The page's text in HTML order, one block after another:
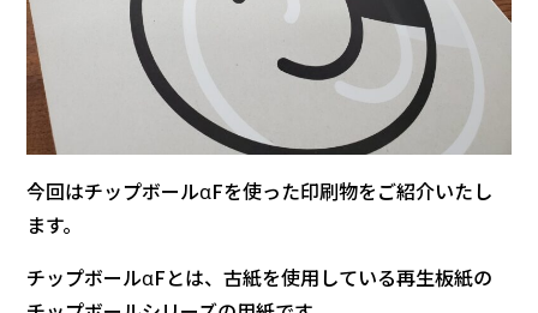
今回はチップボールαFを使った印刷物をご紹介いたし
ます。
チップボールαFとは、古紙を使用している再生板紙の